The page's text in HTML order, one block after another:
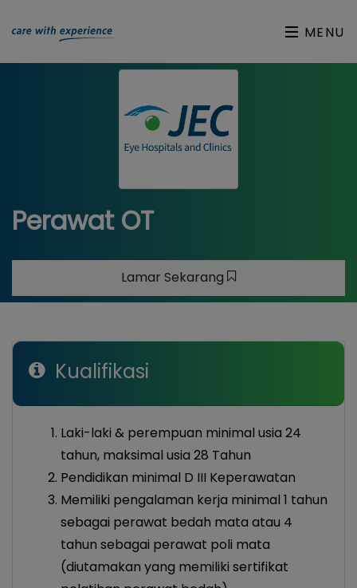
MENU
Perawat OT
Lamar Sekarang
Kualifikasi
Laki-laki & perempuan minimal usia 24
tahun, maksimal usia 28 Tahun
Pendidikan minimal D III Keperawatan
Memiliki pengalaman kerja minimal 1 tahun
sebagai perawat bedah mata atau 4
tahun sebagai perawat poli mata
(diutamakan yang memiliki sertifikat